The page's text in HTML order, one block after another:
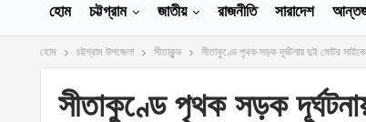
হোম চট্টগ্রাম জাতীয় রাজনীতি সারাদেশ
হোম চট্টগ্রাম উপজেলা সীতাকুন্ড সীতাকুণ্ডে পৃথক সড়ক দূর্ঘটনায় দুই মোটর
সীতাকুণ্ডে পৃথক সড়ক